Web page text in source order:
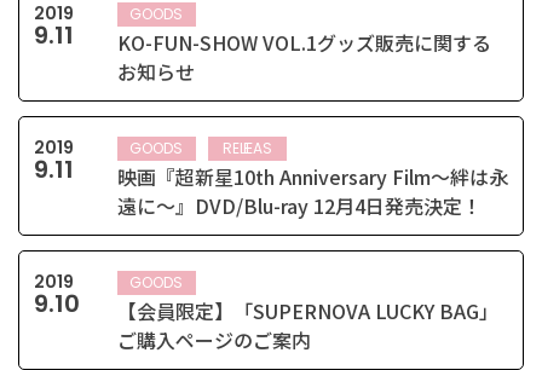
2019
9.11
GOODS
KO-FUN-SHOW VOL.1グッズ販売に関する
お知らせ
2019
9.11
GOODS RELEASE
映画『超新星10th Anniversary Film～絆は永
遠に～』DVD/Blu-ray 12月4日発売決定！
2019
9.10
GOODS
【会員限定】「SUPERNOVA LUCKY BAG」
ご購入ページのご案内